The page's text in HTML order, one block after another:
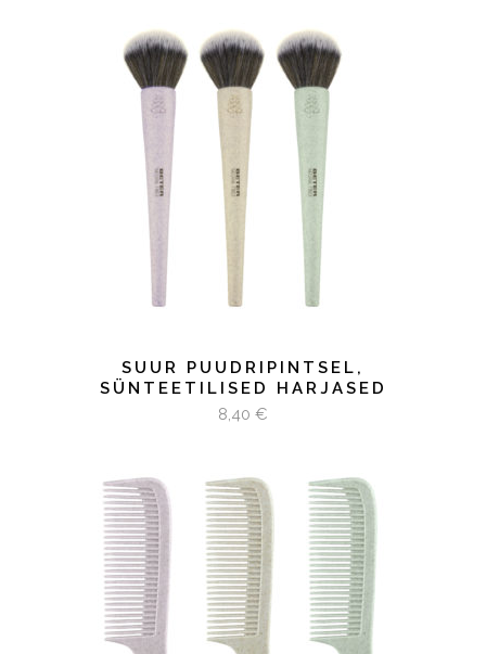
LISA KORVI
SUUR PUUDRIPINTSEL,
SÜNTEETILISED HARJASED
8,40 €
LISA KORVI